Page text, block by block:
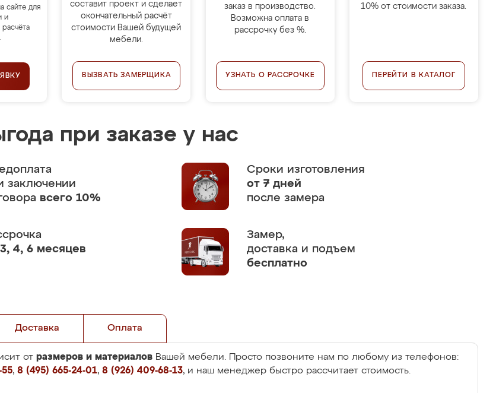
сайте для
и
расчёта
составит проект и сделает
окончательный расчёт
стоимости Вашей будущей
мебели.
ВЫЗВАТЬ ЗАМЕРЩИКА
заказ в производство.
Возможна оплата в
рассрочку без %.
УЗНАТЬ О РАССРОЧКЕ
10% от стоимости заказа.
ПЕРЕЙТИ В КАТАЛОГ
при заказе у нас
заключении
всего 10%
Сроки изготовления
от 7 дней
после замера
4, 6 месяцев
Замер,
доставка и подъем
бесплатно
Доставка Оплата
от размеров и материалов Вашей мебели. Просто позвоните нам по любому из телефонов:
, 8 (495) 665-24-01, 8 (926) 409-68-13, и наш менеджер быстро рассчитает стоимость.